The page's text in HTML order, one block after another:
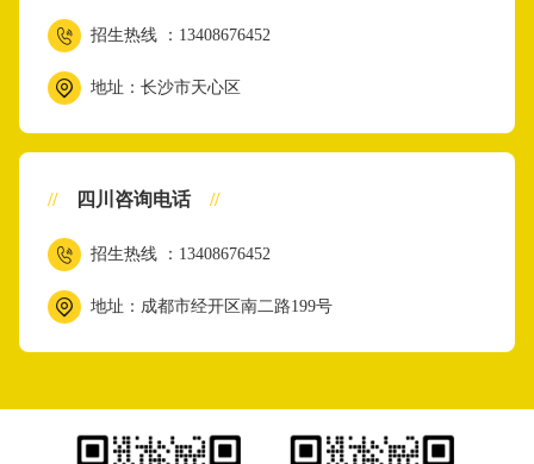
招生热线 ：13408676452
地址：长沙市天心区
// 四川咨询电话 //
招生热线 ：13408676452
地址：成都市经开区南二路199号